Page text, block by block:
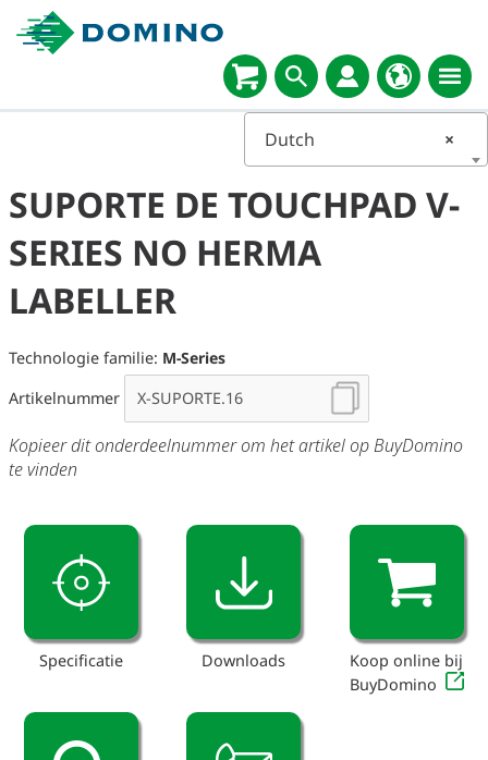
×
Dutch
SUPORTE DE TOUCHPAD V-
SERIES NO HERMA
LABELLER
Technologie familie: M-Series
Artikelnummer
Kopieer dit onderdeelnummer om het artikel op BuyDomino
te vinden
Specificatie Downloads
Koop online bij
BuyDomino